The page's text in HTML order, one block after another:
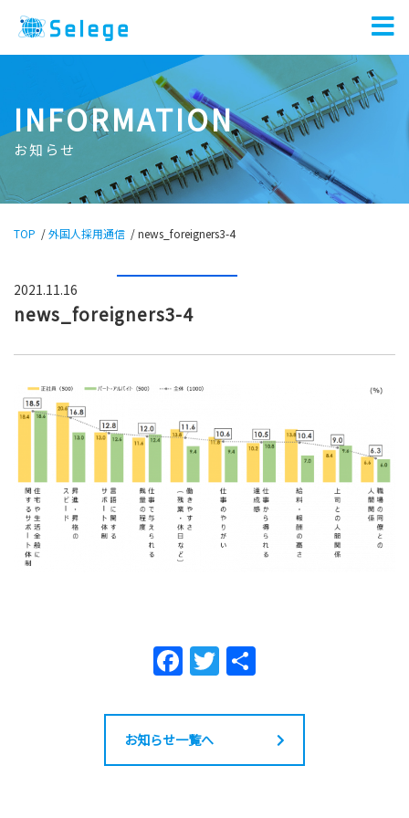
INFORMATION
お知らせ
TOP /外国人採用通信 /news_foreigners3-4
2021.11.16
news_foreigners3-4
F
a
c
e
b
T
w
itt
お知らせ一覧へ